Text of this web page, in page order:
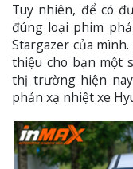
Tuy nhiên, để có
đúng loại phim
Stargazer của
thiệu cho bạn một
thị trường hiện
phản xạ nhiệt xe